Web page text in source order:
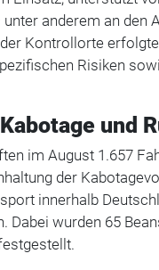
anderem an den
Kontrollorte
Risiken
und
im August 1.657
der
innerhalb
Dabei wurden 65